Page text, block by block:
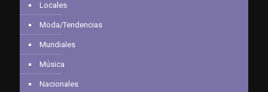
Locales
Moda/Tendencias
Mundiales
Música
Nacionales